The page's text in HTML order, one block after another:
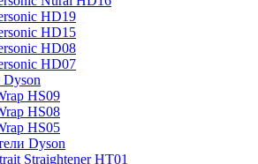
HD19
HD15
HD08
HD07
HS09
HS08
HS05
Dyson
Straightener HT01